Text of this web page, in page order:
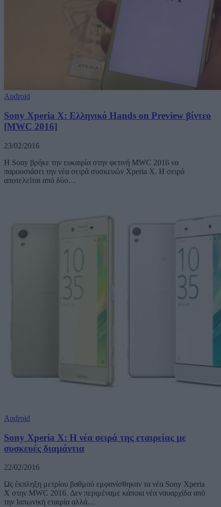
Android
Sony Xperia X: Ελληνικό Hands on Preview βίντεο
[MWC 2016]
23/02/2016
Η Sony βρήκε την ευκαιρία στην φετινή MWC 2016 να
παρουσιάσει την νέα σειρά συσκευών Xperia X. Η σειρά
αποτελείται από δύο…
Android
Sony Xperia X: Η νέα σειρά της εταιρείας με
συσκευές διαμάντια
22/02/2016
Ως έκπληξη μετρίου βαθμού εμφανίσθηκαν τα νέα Sony Xperia
X στην MWC 2016. Δεν περιμέναμε κάποια νέα ναυαρχίδα από
την Ιαπωνική εταιρία αλλά…